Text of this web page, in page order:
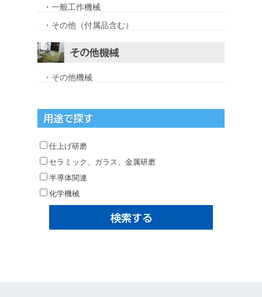
・一般工作機械
・その他（付属品含む）
・その他機械
仕上げ研磨
セラミック、ガラス、金属研磨
半導体関連
化学機械